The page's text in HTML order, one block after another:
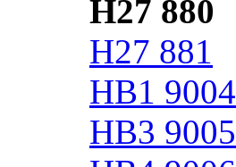
H27 880
H27 881
HB1 9004
HB3 9005